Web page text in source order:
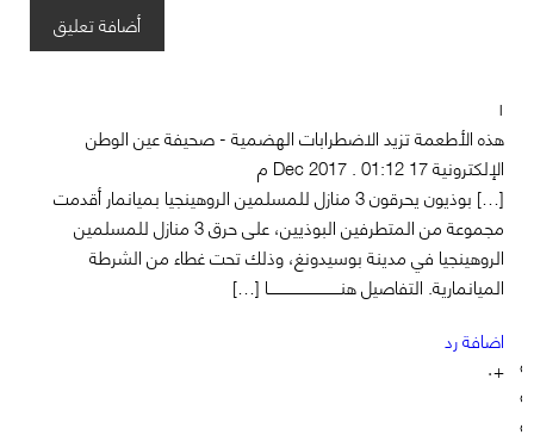
١
هذه الأطعمة تزيد الاضطرابات الهضمية - صحيفة عين الوطن
الإلكترونية17 Dec 2017 . 01:12 م
[…] بوذيون يحرقون 3 منازل للمسلمين الروهينجيا بميانمار أقدمت
مجموعة من المتطرفين البوذيين، على حرق 3 منازل للمسلمين
الروهينجيا في مدينة بوسيدونغ، وذلك تحت غطاء من الشرطة
الميانمارية. التفاصيل هنــــــــــــــــــــــــــــــا […]
اضافة رد
+٠